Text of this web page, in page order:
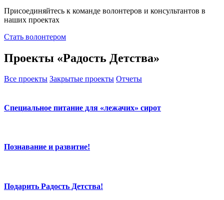
Присоединяйтесь к команде волонтеров и консультантов в
наших проектах
Стать волонтером
Проекты «Радость Детства»
Все проекты Закрытые проекты Отчеты
Специальное питание для «лежачих» сирот
Познавание и развитие!
Подарить Радость Детства!